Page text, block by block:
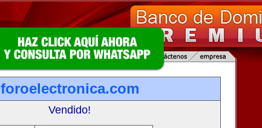
foroelectronica.com
Vendido!